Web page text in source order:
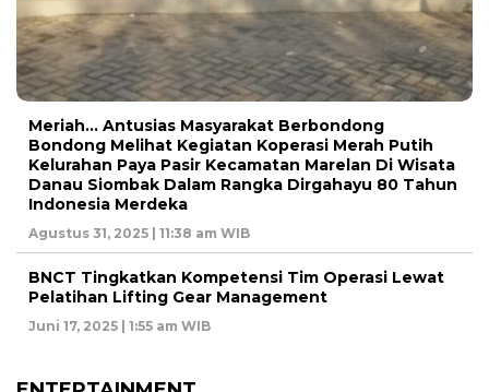
Meriah… Antusias Masyarakat Berbondong
Bondong Melihat Kegiatan Koperasi Merah Putih
Kelurahan Paya Pasir Kecamatan Marelan Di Wisata
Danau Siombak Dalam Rangka Dirgahayu 80 Tahun
Indonesia Merdeka
Agustus 31, 2025 | 11:38 am WIB
BNCT Tingkatkan Kompetensi Tim Operasi Lewat
Pelatihan Lifting Gear Management
Juni 17, 2025 | 1:55 am WIB